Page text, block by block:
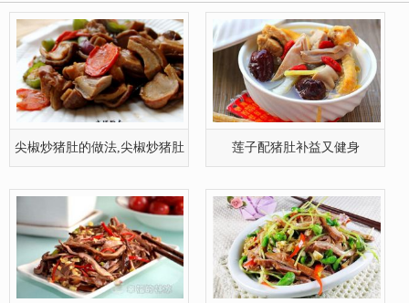
尖椒炒猪肚的做法,尖椒炒猪肚 莲子配猪肚补益又健身